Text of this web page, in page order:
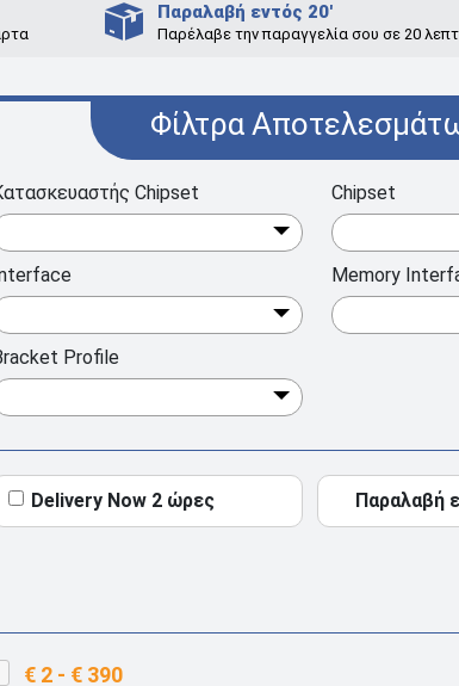
Παραλαβή εντός 20'
Παρέλαβε την παραγγελία σου σε 20
Φίλτρα
Chipset Chipset
Memory
Profile
Delivery Now 2 ώρες Παραλαβή